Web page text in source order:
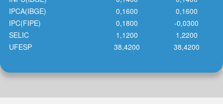
IPCA(IBGE)
0,1600
0,1600
IPC(FIPE)
0,1800
-0,0300
SELIC
1,1200
1,2200
UFESP
38,4200 38,4200